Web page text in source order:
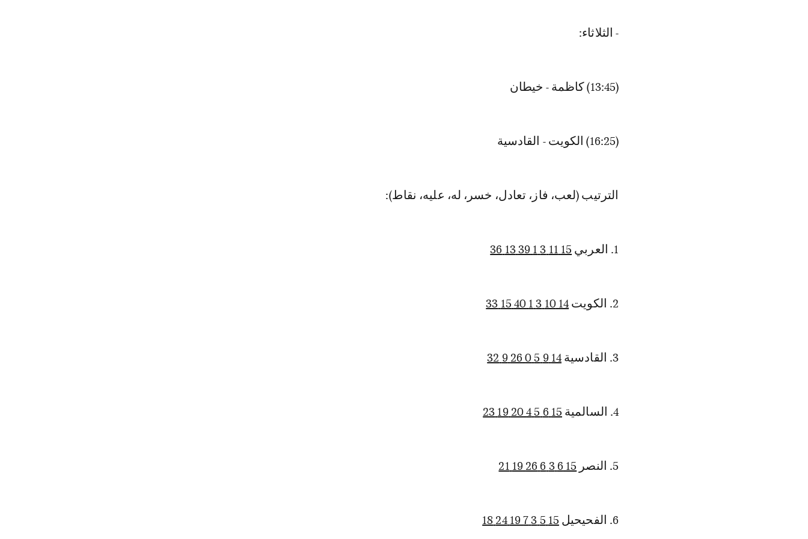
- الثلاثاء:
(13:45) كاظمة - خيطان
(16:25) الكويت - القادسية
الترتيب (لعب، فاز، تعادل، خسر، له، عليه، نقاط):
1. العربي 15 11 3 1 39 13 36
2. الكويت 14 10 3 1 40 15 33
3. القادسية 14 9 5 0 26 9 32
4. السالمية 15 6 5 4 20 19 23
5. النصر 15 6 3 6 26 19 21
6. الفحيحيل 15 5 3 7 19 24 18